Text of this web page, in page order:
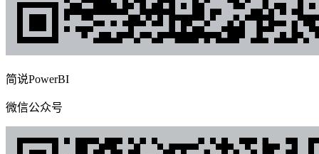
简说PowerBI
微信公众号